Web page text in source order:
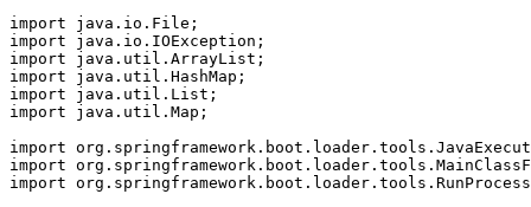
import
java . io . File ;
import
java . io . IOException ;
import
java . util . ArrayList ;
import
java . util . HashMap ;
import
java . util . List ;
import
java . util . Map ;
import org . springframework . boot . loader . tools .
import org . springframework . boot . loader . tools .
import org . springframework . boot . loader . tools . RunProcess